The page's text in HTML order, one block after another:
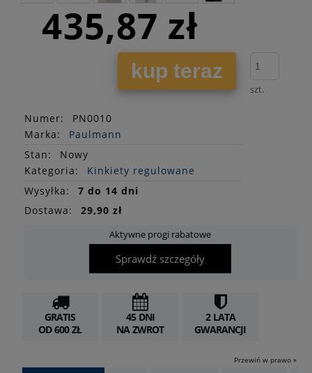
435,87 zł
kup teraz
szt.
Numer:
PN0010
Marka:
Paulmann
Stan:
Nowy
Kategoria:
Kinkiety regulowane
Wysyłka:
7 do 14 dni
Dostawa:
29,90 zł
Aktywne progi rabatowe
Sprawdź szczegóły
GRATIS
OD 600 ZŁ
45 DNI
NA ZWROT
2 LATA
GWARANCJI
Przewiń w prawo »